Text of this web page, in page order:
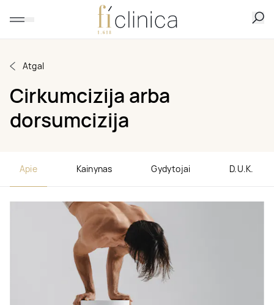
Atgal
Cirkumcizija arba
dorsumcizija
Apie Kainynas Gydytojai D.U.K.